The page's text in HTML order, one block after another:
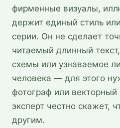
фирменные визуалы,
держит единый стиль
серии. Он не сделает
читаемый длинный
схемы или узнаваемое
человека — для этого
фотограф или
эксперт честно скажет,
другим.